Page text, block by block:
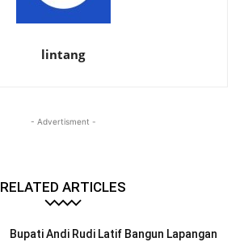
lintang
- Advertisment -
RELATED ARTICLES
Bupati Andi Rudi Latif Bangun Lapangan